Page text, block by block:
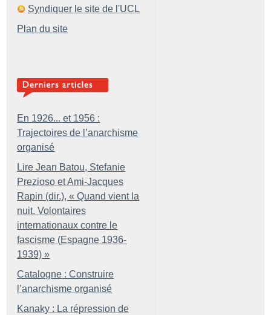
Syndiquer le site de l'UCL
Plan du site
En 1926... et 1956 :
Trajectoires de l’anarchisme
organisé
Lire Jean Batou, Stefanie
Prezioso et Ami-Jacques
Rapin (dir.), « Quand vient la
nuit. Volontaires
internationaux contre le
fascisme (Espagne 1936-
1939) »
Catalogne : Construire
l’anarchisme organisé
Kanaky : La répression de